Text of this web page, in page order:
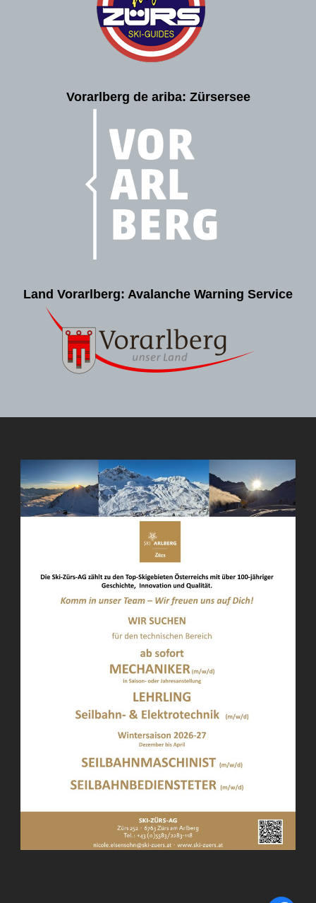
Vorarlberg de ariba: Zürsersee
Land Vorarlberg: Avalanche Warning Service